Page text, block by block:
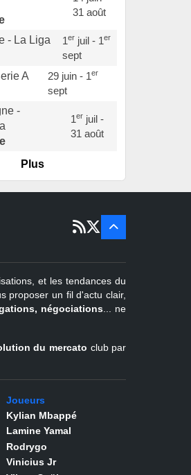
31 août
1erjuil - 1er
sept
29 juin - 1er
sept
1erjuil -
31 août
15 sept
sept
sept
juil -
31 août
Plus
et les tendances du
proposer un fil d'actu clair,
négociations ... ne
du mercato club par
Joueurs
Kylian Mbappé
Lamine Yamal
Rodrygo
Vinicius Jr